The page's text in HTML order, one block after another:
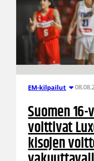
EM-kilpailut
Suomen
voittivat
kisojen